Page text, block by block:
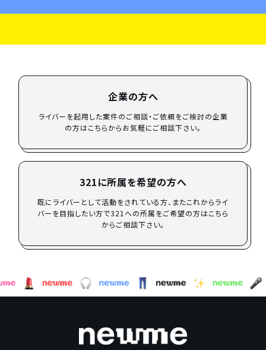
企業の方へ
ライバーを起用した案件のご相談・ご依頼をご検討の企業
の方はこちらからお気軽にご相談下さい。
321に所属を希望の方へ
既にライバーとして活動をされている方、またこれからライ
バーを目指したい方で321への所属をご希望の方はこちら
からご相談下さい。